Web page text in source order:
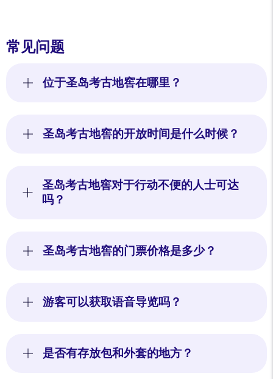
常见问题
位于圣岛考古地窖在哪里？
圣岛考古地窖的开放时间是什么时候？
圣岛考古地窖对于行动不便的人士可达
吗？
圣岛考古地窖的门票价格是多少？
游客可以获取语音导览吗？
是否有存放包和外套的地方？